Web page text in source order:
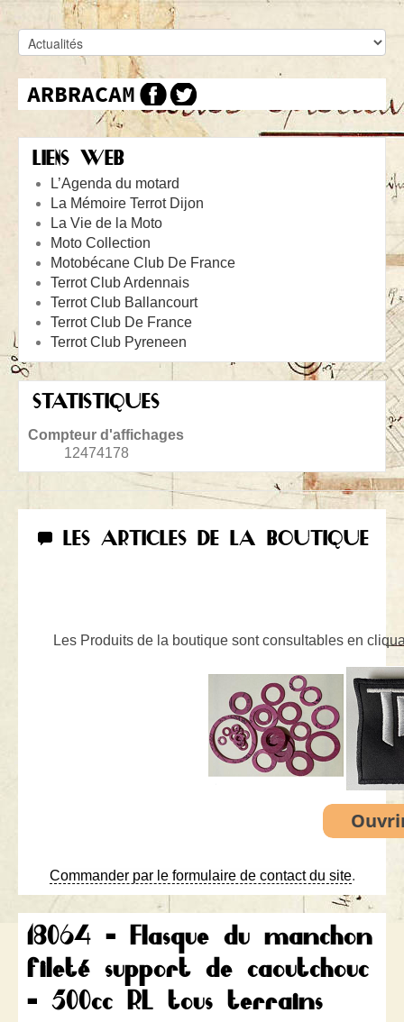
LIENS WEB
L’Agenda du motard
La Mémoire Terrot Dijon
La Vie de la Moto
Moto Collection
Motobécane Club De France
Terrot Club Ardennais
Terrot Club Ballancourt
Terrot Club De France
Terrot Club Pyreneen
STATISTIQUES
Compteur d'affichages
12474178
LES ARTICLES DE LA BOUTIQUE
Les Produits de la boutique sont consultables en
Commander par le formulaire de contact du site.
18064 - Flasque du manchon
fileté support de caoutchouc
- 500cc RL tous terrains